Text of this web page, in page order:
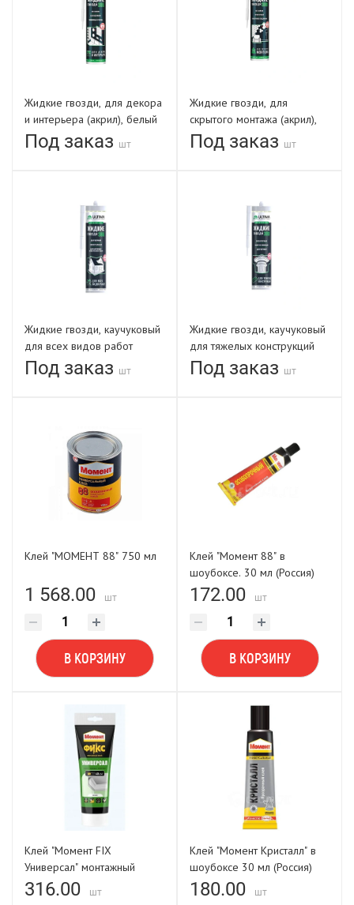
Жидкие гвозди, для декора
и интерьера (акрил), белый
350г ULTIMA 305
Под заказ шт
Жидкие гвозди, для
скрытого монтажа (акрил),
прозрачный 300 г ULTIMA
300
Под заказ шт
Жидкие гвозди, каучуковый
для всех видов работ
280мл ULTIMA 306
Под заказ шт
Жидкие гвозди, каучуковый
для тяжелых конструкций
280мл ULTIMA 309
Под заказ шт
Клей "МОМЕНТ 88" 750 мл
1 568.00 шт
В КОРЗИНУ
Клей "Момент 88" в
шоубоксе. 30 мл (Россия)
172.00 шт
В КОРЗИНУ
Клей "Момент FIX
Универсал" монтажный
белый туба 250гр
316.00 шт
Клей "Момент Кристалл" в
шоубоксе 30 мл (Россия)
180.00 шт